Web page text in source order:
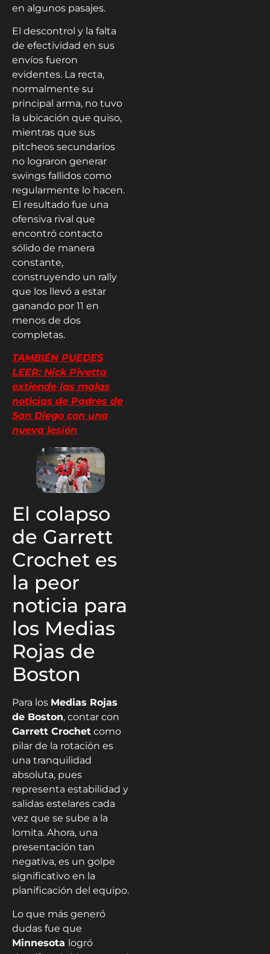
en algunos pasajes.
El descontrol y la falta
de efectividad en sus
envíos fueron
evidentes. La recta,
normalmente su
principal arma, no tuvo
la ubicación que quiso,
mientras que sus
pitcheos secundarios
no lograron generar
swings fallidos como
regularmente lo hacen.
El resultado fue una
ofensiva rival que
encontró contacto
sólido de manera
constante,
construyendo un rally
que los llevó a estar
ganando por 11 en
menos de dos
completas.
TAMBIÉN PUEDES
LEER: Nick Pivetta
extiende las malas
noticias de Padres de
San Diego con una
nueva lesión
El colapso
de Garrett
Crochet es
la peor
noticia para
los Medias
Rojas de
Boston
Para los Medias Rojas
de Boston, contar con
Garrett Crochet como
pilar de la rotación es
una tranquilidad
absoluta, pues
representa estabilidad y
salidas estelares cada
vez que se sube a la
lomita. Ahora, una
presentación tan
negativa, es un golpe
significativo en la
planificación del equipo.
Lo que más generó
dudas fue que
Minnesota logró